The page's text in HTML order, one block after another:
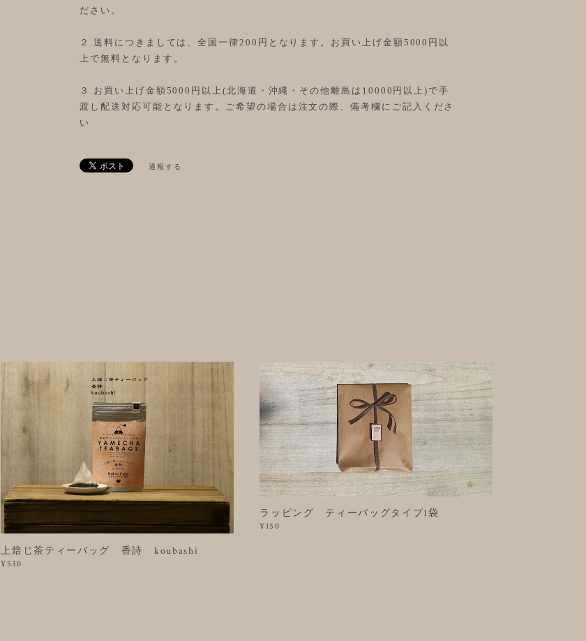
ださい。
２.送料につきましては、全国一律200円となります。お買い上げ金額5000円以
上で無料となります。
３.お買い上げ金額5000円以上(北海道・沖縄・その他離島は10000円以上)で手
渡し配送対応可能となります。ご希望の場合は注文の際、備考欄にご記入くださ
い
通報する
上焙じ茶ティーバッグ 香詩 koubashi
¥530
ラッピング ティーバッグタイプ1袋
¥150